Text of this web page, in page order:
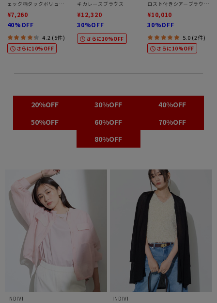
ム
キカレースブラウス
¥12,320
30%OFF
さらに10%OFF
ロスト付きシアーブラウス
¥10,010
30%OFF
5.0 (2件)
能】シアーストライプカ
¥7,683
45%OFF
4.3 (7件)
さらに10%OFF
20%OFF 30%OFF
40%OFF
50%OFF
60%OFF
70%OFF
80%OFF
INDIVI
INDIVI